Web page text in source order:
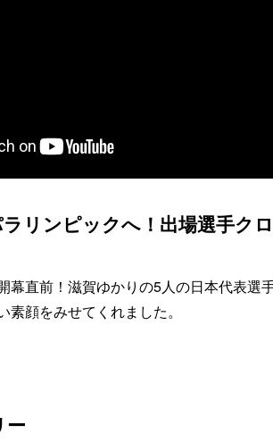
リンピックへ！出場選手ク
幕直前！滋賀ゆかりの5人の日本代表選
素顔をみせてくれました。
ー